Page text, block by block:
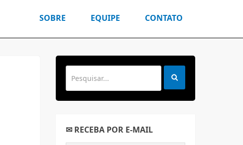
SOBRE EQUIPE CONTATO
✉ RECEBA POR E-MAIL